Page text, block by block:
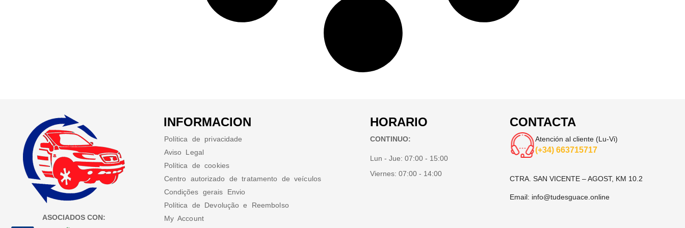
ASOCIADOS CON:
INFORMACION
Política de privacidade
Aviso Legal
Política de cookies
Centro autorizado de tratamento de veículos
Condições gerais Envio
Política de Devolução e Reembolso
My Account
HORARIO
CONTINUO:
Lun - Jue:07:00 - 15:00
Viernes:07:00 - 14:00
CONTACTA
Atención al cliente (Lu-Vi)
(+34) 663715717
CTRA. SAN VICENTE – AGOST, KM 10.2
Email: info@tudesguace.online